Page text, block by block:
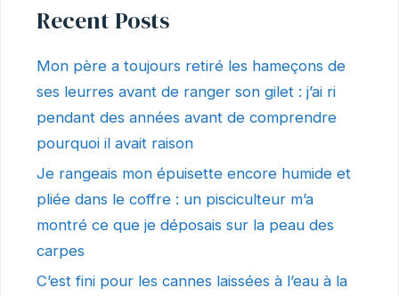
Recent Posts
Mon père a toujours retiré les hameçons de
ses leurres avant de ranger son gilet : j’ai ri
pendant des années avant de comprendre
pourquoi il avait raison
Je rangeais mon épuisette encore humide et
pliée dans le coffre : un pisciculteur m’a
montré ce que je déposais sur la peau des
carpes
C’est fini pour les cannes laissées à l’eau à la